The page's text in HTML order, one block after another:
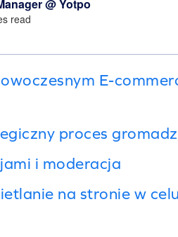
@ Yotpo
read
E-
proces
i moderacja
na stronie w celu